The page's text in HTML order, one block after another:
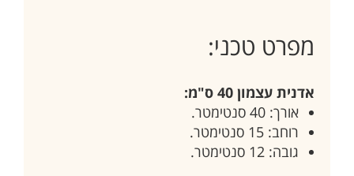
מפרט טכני:
אדנית עצמון 40 ס"מ:
אורך: 40 סנטימטר.
רוחב: 15 סנטימטר.
גובה: 12 סנטימטר.